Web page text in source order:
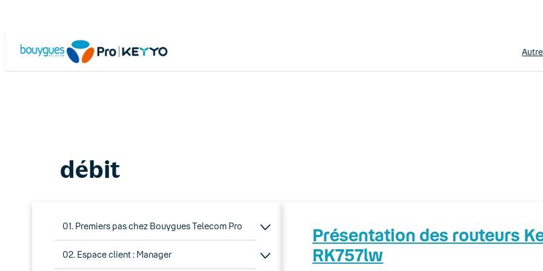
Autre
débit
01. Premiers pas chez Bouygues Telecom Pro
02. Espace client : Manager
Présentation des routeurs
RK757lw